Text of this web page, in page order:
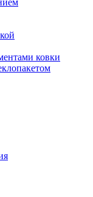
ковки